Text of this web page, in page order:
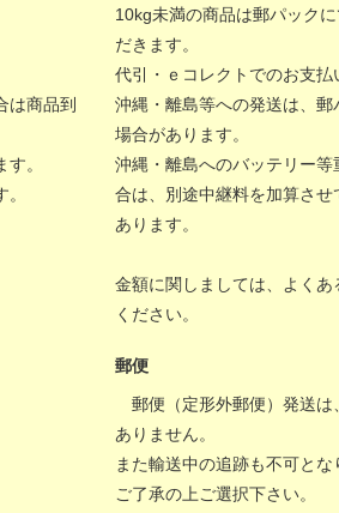
は商品到
。
10kg未満の商品は郵パック
だきます。
代引・ｅコレクトでのお支払
沖縄・離島等への発送は、郵
場合があります。
沖縄・離島へのバッテリー
合は、別途中継料を加算さ
あります。
金額に関しましては、 よくあ
ください。
郵便
郵便（定形外郵便）発送は
ありません。
また輸送中の追跡も不可とな
ご了承の上ご選択下さい。